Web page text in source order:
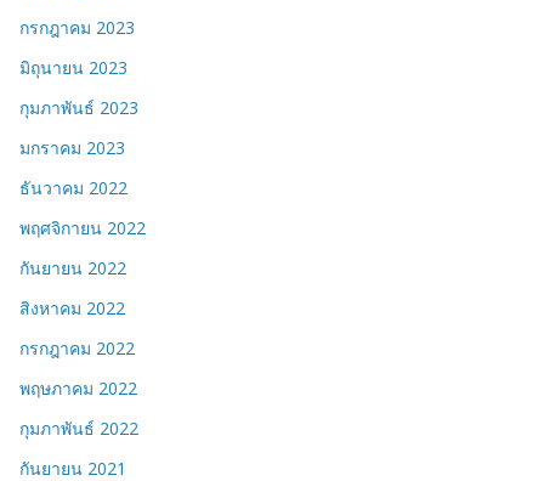
กรกฎาคม 2023
มิถุนายน 2023
กุมภาพันธ์ 2023
มกราคม 2023
ธันวาคม 2022
พฤศจิกายน 2022
กันยายน 2022
สิงหาคม 2022
กรกฎาคม 2022
พฤษภาคม 2022
กุมภาพันธ์ 2022
กันยายน 2021